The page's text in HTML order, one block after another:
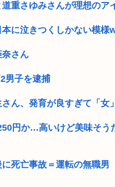
重さゆみさんが理想のア
に泣きつくしかない模様
奈さん
男子を逮捕
ん、発育が良すぎて「女
円か…高いけど美味そ
に死亡事故＝運転の無職